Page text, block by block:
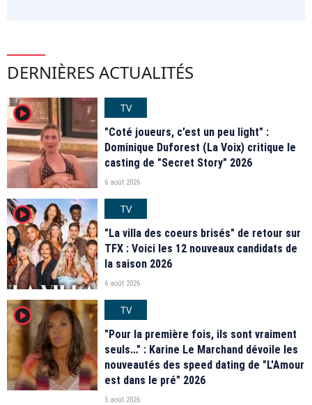
DERNIÈRES ACTUALITÉS
player2
TV
"Coté joueurs, c’est un peu light" :
Dominique Duforest (La Voix) critique le
casting de "Secret Story" 2026
6 août 2026
player2
TV
"La villa des coeurs brisés" de retour sur
TFX : Voici les 12 nouveaux candidats de
la saison 2026
6 août 2026
player2
TV
"Pour la première fois, ils sont vraiment
seuls…" : Karine Le Marchand dévoile les
nouveautés des speed dating de "L'Amour
est dans le pré" 2026
5 août 2026